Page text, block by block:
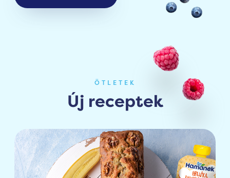
ÖTLETEK
Új receptek